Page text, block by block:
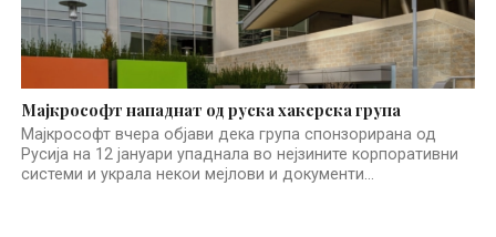
Мајкрософт нападнат од руска хакерска група
Mајкрософт вчера објави дека група спонзорирана од
Русија на 12 јануари упаднала во нејзините корпоративни
системи и украла некои мејлови и документи...